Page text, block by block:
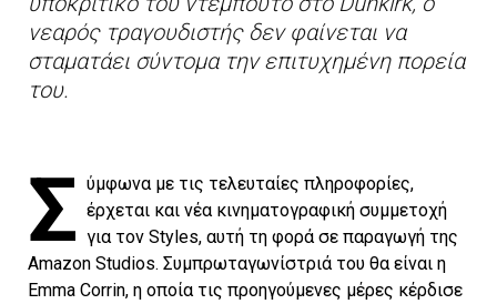
νεαρός τραγουδιστής δεν φαίνεται να
σταματάει σύντομα την επιτυχημένη πορεία
του.
Σ ύμφωνα με τις τελευταίες πληροφορίες,
έρχεται και νέα κινηματογραφική συμμετοχή
για τον Styles, αυτή τη φορά σε παραγωγή της
Amazon Studios. Συμπρωταγωνίστριά του θα είναι η
Emma Corrin, η οποία τις προηγούμενες μέρες κέρδισε